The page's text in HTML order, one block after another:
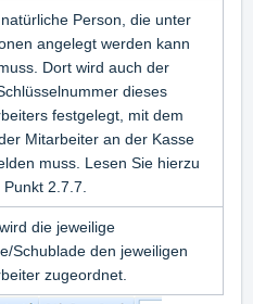
Person, die unter
angelegt werden kann
Dort wird auch der
dieses
festgelegt, mit dem
Mitarbeiter an der Kasse
muss. Lesen Sie hierzu
Punkt 2.7.7.
die jeweilige
Schublade den jeweiligen
zugeordnet.